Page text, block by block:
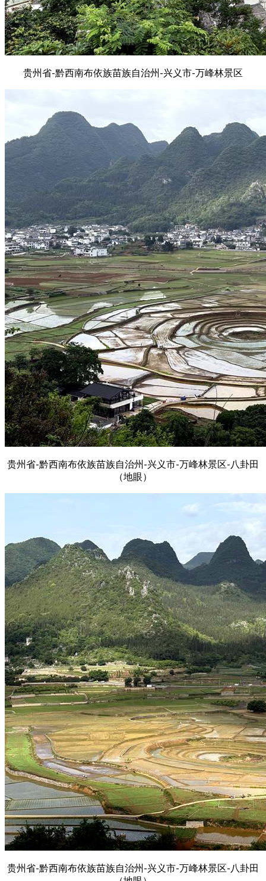
贵州省-黔西南布依族苗族自治州-兴义市-万峰林景区
贵州省-黔西南布依族苗族自治州-兴义市-万峰林景区-八卦田
（地眼）
贵州省-黔西南布依族苗族自治州-兴义市-万峰林景区-八卦田